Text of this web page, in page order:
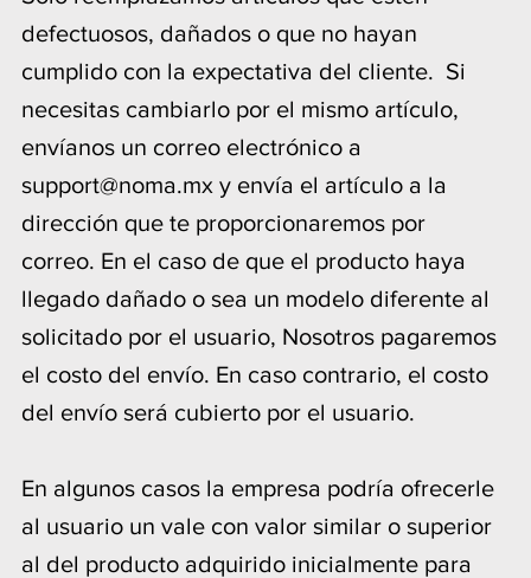
defectuosos, dañados o que no hayan
cumplido con la expectativa del cliente. Si
necesitas cambiarlo por el mismo artículo,
envíanos un correo electrónico a
support@noma.mx y envía el artículo a la
dirección que te proporcionaremos por
correo. En el caso de que el producto haya
llegado dañado o sea un modelo diferente al
solicitado por el usuario, Nosotros pagaremos
el costo del envío. En caso contrario, el costo
del envío será cubierto por el usuario.
En algunos casos la empresa podría ofrecerle
al usuario un vale con valor similar o superior
al del producto adquirido inicialmente para